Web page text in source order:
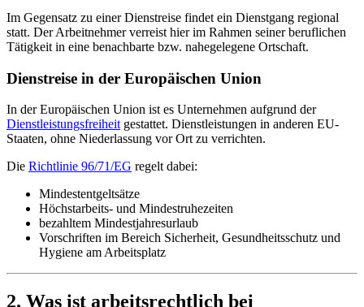
Im Gegensatz zu einer Dienstreise findet ein Dienstgang regional
statt. Der Arbeitnehmer verreist hier im Rahmen seiner beruflichen
Tätigkeit in eine benachbarte bzw. nahegelegene Ortschaft.
Dienstreise in der Europäischen Union
In der Europäischen Union ist es Unternehmen aufgrund der
Dienstleistungsfreiheitgestattet. Dienstleistungen in anderen EU-
Staaten, ohne Niederlassung vor Ort zu verrichten.
Die Richtlinie 96/71/EG regelt dabei:
Mindestentgeltsätze
Höchstarbeits- und Mindestruhezeiten
bezahltem Mindestjahresurlaub
Vorschriften im Bereich Sicherheit, Gesundheitsschutz und
Hygiene am Arbeitsplatz
2. Was ist arbeitsrechtlich bei